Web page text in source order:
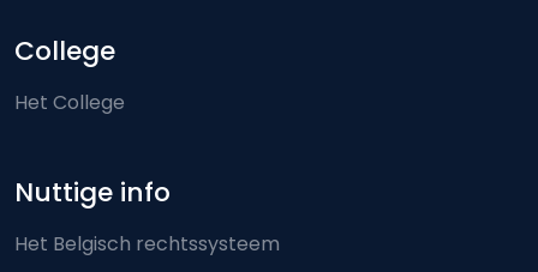
College
Het College
Nuttige info
Het Belgisch rechtssysteem